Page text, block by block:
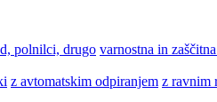
polnilci, drugo varnostna in
z avtomatskim odpiranjem z ravnim